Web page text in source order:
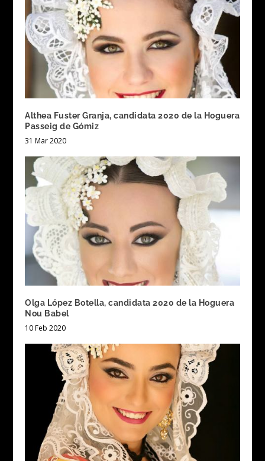
Althea Fuster Granja, candidata 2020 de la Hoguera
Passeig de Gómiz
31 Mar 2020
Olga López Botella, candidata 2020 de la Hoguera
Nou Babel
10 Feb 2020